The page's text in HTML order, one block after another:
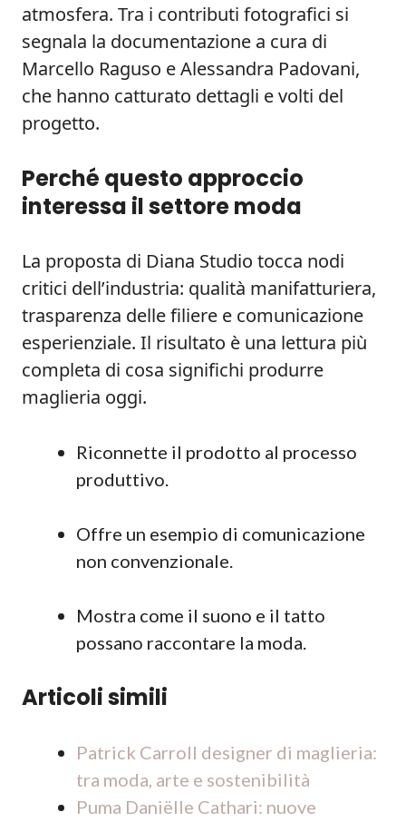
atmosfera. Tra i contributi fotografici si
segnala la documentazione a cura di
Marcello Raguso e Alessandra Padovani,
che hanno catturato dettagli e volti del
progetto.
Perché questo approccio
interessa il settore moda
La proposta di Diana Studio tocca nodi
critici dell’industria: qualità manifatturiera,
trasparenza delle filiere e comunicazione
esperienziale. Il risultato è una lettura più
completa di cosa significhi produrre
maglieria oggi.
Riconnette il prodotto al processo
produttivo.
Offre un esempio di comunicazione
non convenzionale.
Mostra come il suono e il tatto
possano raccontare la moda.
Articoli simili
Patrick Carroll designer di maglieria:
tra moda, arte e sostenibilità
Puma Daniëlle Cathari: nuove